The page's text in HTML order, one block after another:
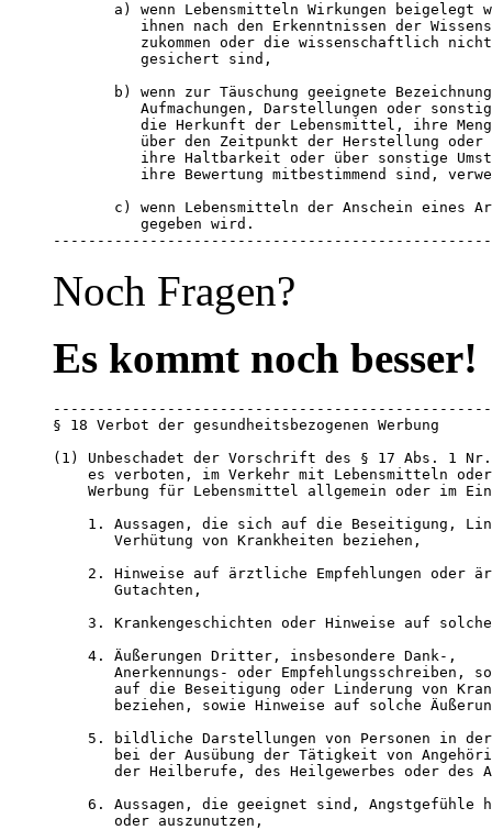
a) wenn Lebensmitteln Wirkungen beigelegt
ihnen nach den Erkenntnissen der
zukommen oder die wissenschaftlich
          gesichert sind,
b) wenn zur Täuschung geeignete
Aufmachungen, Darstellungen oder
die Herkunft der Lebensmittel, ihre
über den Zeitpunkt der Herstellung oder
ihre Haltbarkeit oder über sonstige
ihre Bewertung mitbestimmend sind,
c) wenn Lebensmitteln der Anschein eines
          gegeben wird.
Noch Fragen?
Es kommt noch besser!
§ 18 Verbot der gesundheitsbezogenen Werbung
(1) Unbeschadet der Vorschrift des § 17 Abs. 1
es verboten, im Verkehr mit Lebensmitteln
Werbung für Lebensmittel allgemein oder im
1. Aussagen, die sich auf die Beseitigung,
       Verhütung von Krankheiten beziehen,
2. Hinweise auf ärztliche Empfehlungen oder
       Gutachten,
3. Krankengeschichten oder Hinweise auf
    4. Äußerungen Dritter, insbesondere Dank-,
Anerkennungs- oder Empfehlungsschreiben,
auf die Beseitigung oder Linderung von
beziehen, sowie Hinweise auf solche
5. bildliche Darstellungen von Personen in
bei der Ausübung der Tätigkeit von
der Heilberufe, des Heilgewerbes oder des
6. Aussagen, die geeignet sind, Angstgefühle
       oder auszunutzen,